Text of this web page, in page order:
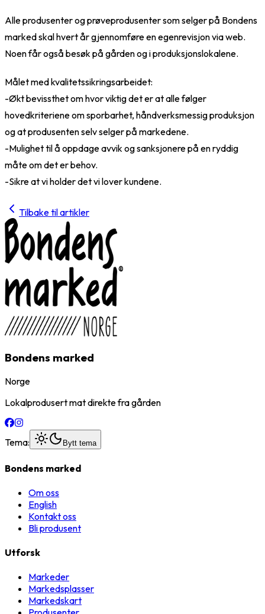
Alle produsenter og prøveprodusenter som selger på Bondens
marked skal hvert år gjennomføre en egenrevisjon via web.
Noen får også besøk på gården og i produksjonslokalene.
Målet med kvalitetssikringsarbeidet:
-Økt bevissthet om hvor viktig det er at alle følger
hovedkriteriene om sporbarhet, håndverksmessig produksjon
og at produsenten selv selger på markedene.
-Mulighet til å oppdage avvik og sanksjonere på en ryddig
måte om det er behov.
-Sikre at vi holder det vi lover kundene.
Tilbake til artikler
Bondens marked
Norge
Lokalprodusert mat direkte fra gården
Tema: Bytt tema
Bondens marked
Om oss
English
Kontakt oss
Bli produsent
Utforsk
Markeder
Markedsplasser
Markedskart